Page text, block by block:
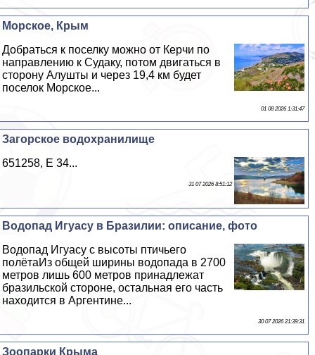
Морское, Крым
Добраться к поселку можно от Керчи по
направлению к Судаку, потом двигаться в
сторону Алушты и через 19,4 км будет
поселок Морское...
01 08 2026 1:31:47
Загорское водохранилище
651258, E 34...
31 07 2026 8:51:12
Водопад Игуасу в Бразилии: описание, фото
Водопад Игуасу с высоты птичьего
полётаИз общей ширины водопада в 2700
метров лишь 600 метров принадлежат
бразильской стороне, остальная его часть
находится в Аргентине...
30 07 2026 21:39:31
Зоопарки Крыма